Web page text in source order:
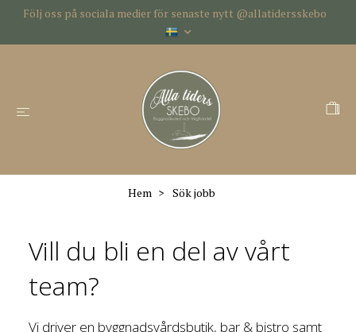
Följ oss på sociala medier för senaste nytt @allatidersskebo
Hem Sök jobb
Vill du bli en del av vårt
team?
Vi driver en byggnadsvårdsbutik, bar & bistro samt